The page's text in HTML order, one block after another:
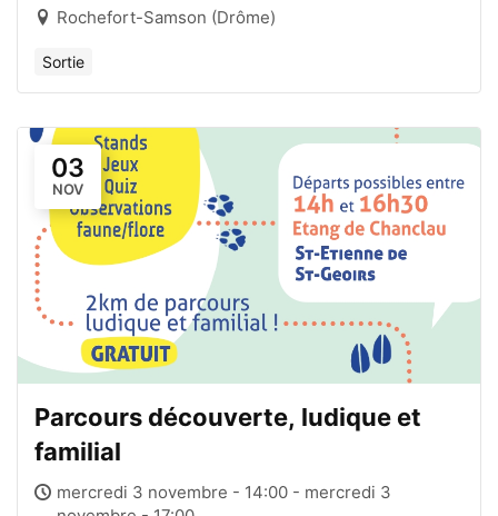
Rochefort-Samson (Drôme)
Sortie
03
NOV
Parcours découverte, ludique et
familial
mercredi 3 novembre - 14:00 - mercredi 3